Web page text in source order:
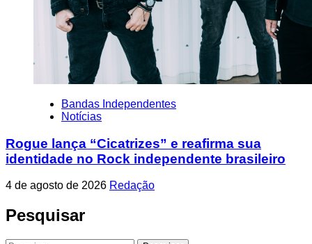
Bandas Independentes
Notícias
Rogue lança “Cicatrizes” e reafirma sua
identidade no Rock independente brasileiro
4 de agosto de 2026 Redação
Pesquisar